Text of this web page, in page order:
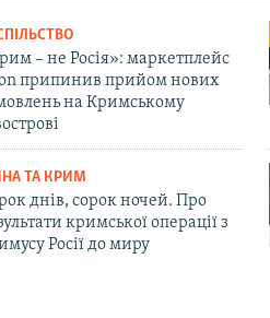
– не Росія»: маркетплейс
припинив прийом нових
на Кримському
ТА КРИМ
днів, сорок ночей. Про
кримської операції з
Росії до миру